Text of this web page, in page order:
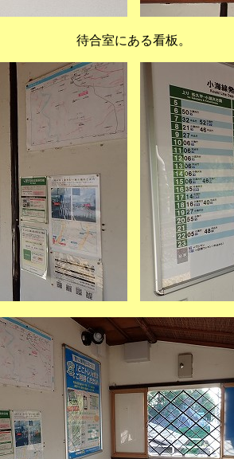
待合室にある看板。